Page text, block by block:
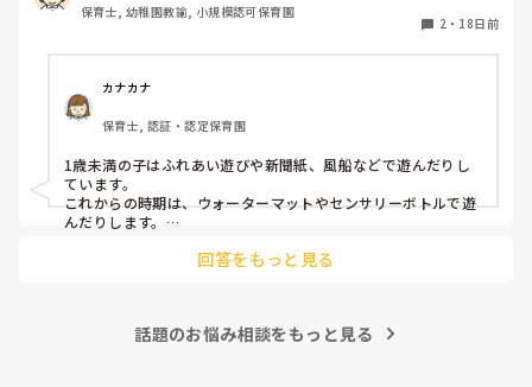
保育士, 幼稚園教諭, 小規模認可保育園
2 ・ 18日前
カナカナ
保育士, 認証・認定保育園
1歳未満の子はふれあい遊びや新聞紙、風船などで遊んだりし
ています。
これからの時期は、ウォーターマットやセンサリーボトルで遊
んだりします。
いています。環境の作り方や配慮についてはまとめて書いたり
回答をもっと見る
話題のお悩み相談をもっと見る